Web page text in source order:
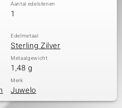
Aantal edelstenen
1
Edelmetaal
Sterling Zilver
Metaalgewicht
1,48 g
Merk
Juwelo